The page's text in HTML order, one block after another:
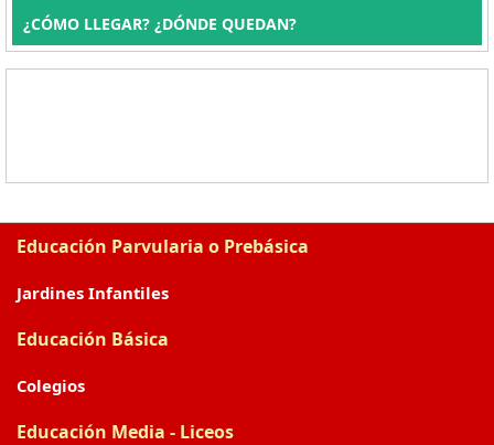
¿CÓMO LLEGAR? ¿DÓNDE QUEDAN?
Educación Parvularia o Prebásica
Jardines Infantiles
Educación Básica
Colegios
Educación Media - Liceos